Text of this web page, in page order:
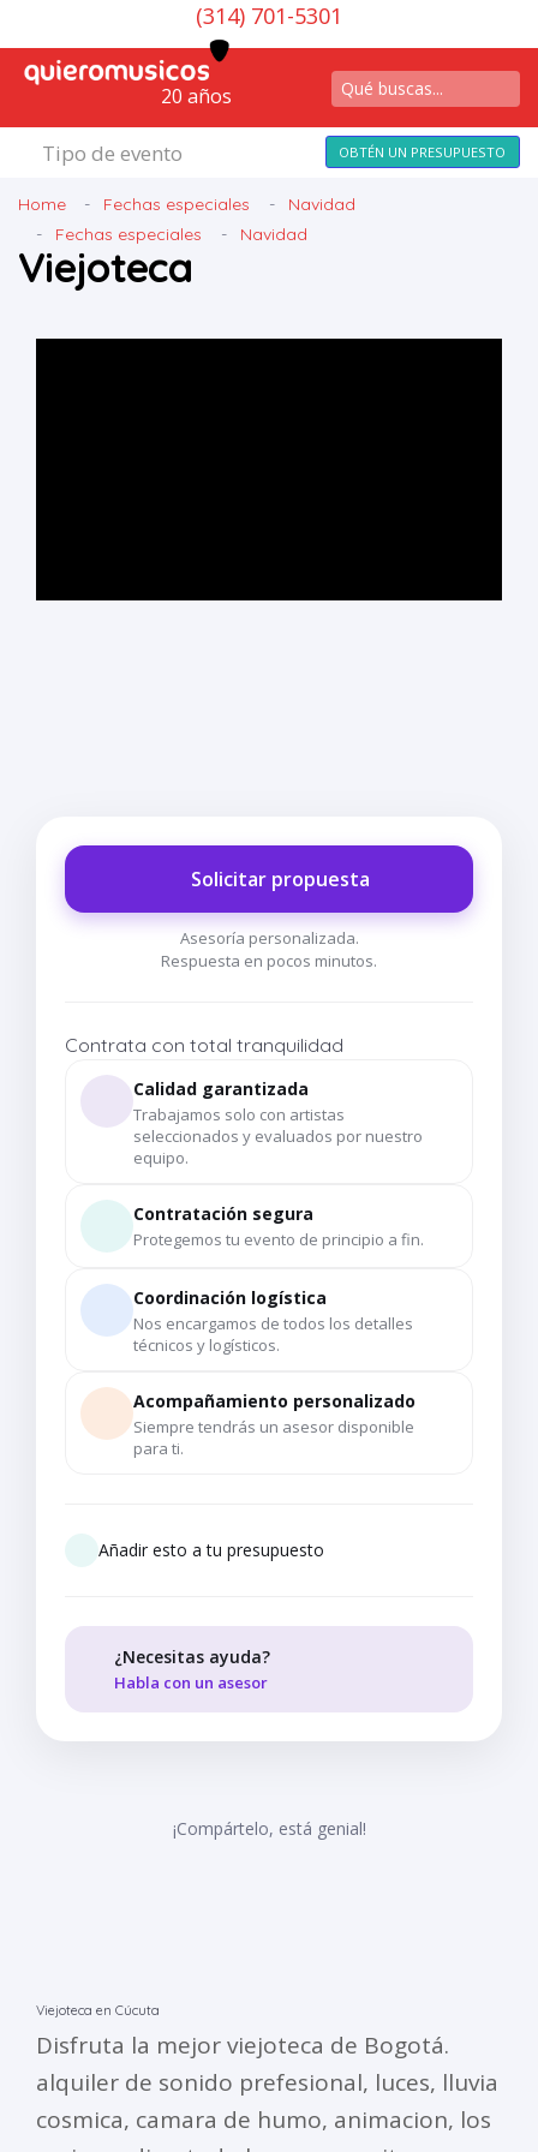
(314) 701-5301
20 años
Tipo de evento OBTÉN UN PRESUPUESTO
Home Fechas especiales
Navidad
Fechas especiales
Navidad
Viejoteca
Solicitar propuesta
Asesoría personalizada.
Respuesta en pocos minutos.
Contrata con total tranquilidad
Calidad garantizada
Trabajamos solo con artistas
seleccionados y evaluados por nuestro
equipo.
Contratación segura
Protegemos tu evento de principio a fin.
Coordinación logística
Nos encargamos de todos los detalles
técnicos y logísticos.
Acompañamiento personalizado
Siempre tendrás un asesor disponible
para ti.
Añadir esto a tu presupuesto
¿Necesitas ayuda?
Habla con un asesor
¡Compártelo, está genial!
Viejoteca en Cúcuta
Disfruta la mejor viejoteca de Bogotá.
alquiler de sonido prefesional, luces, lluvia
cosmica, camara de humo, animacion, los